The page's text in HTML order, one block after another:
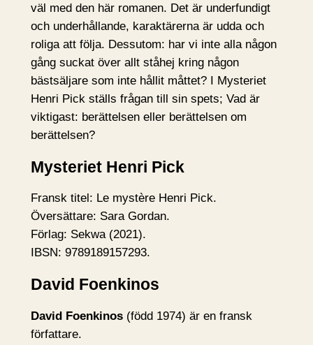
väl med den här romanen. Det är underfundigt
och underhållande, karaktärerna är udda och
roliga att följa. Dessutom: har vi inte alla någon
gång suckat över allt ståhej kring någon
bästsäljare som inte hållit måttet? I Mysteriet
Henri Pick ställs frågan till sin spets; Vad är
viktigast: berättelsen eller berättelsen om
berättelsen?
Mysteriet Henri Pick
Fransk titel: Le mystère Henri Pick.
Översättare: Sara Gordan.
Förlag: Sekwa (2021).
IBSN: 9789189157293.
David Foenkinos
David Foenkinos(född 1974) är en fransk
författare.